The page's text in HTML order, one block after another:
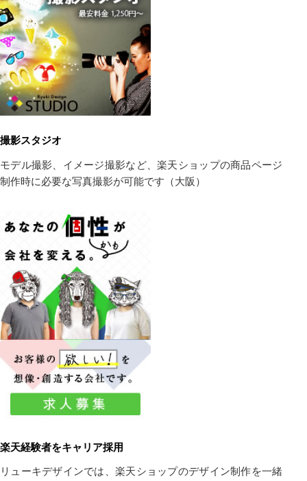
撮影スタジオ
モデル撮影、イメージ撮影など、楽天ショップの商品ページ
制作時に必要な写真撮影が可能です（大阪）
楽天経験者をキャリア採用
リューキデザインでは、楽天ショップのデザイン制作を一緒